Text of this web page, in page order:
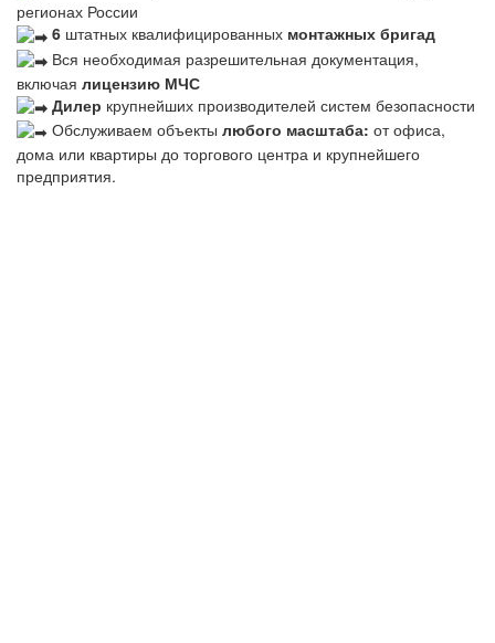
регионах России
6 штатных квалифицированных монтажных бригад
Вся необходимая разрешительная документация,
включая лицензию МЧС
Дилер крупнейших производителей систем безопасности
Обслуживаем объекты любого масштаба: от офиса,
дома или квартиры до торгового центра и крупнейшего
предприятия.